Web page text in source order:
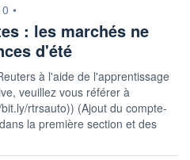
•
: les marchés ne
d'été
à l'aide de l'apprentissage
veuillez vous référer à
rtrsauto)) (Ajout du compte-
la première section et des